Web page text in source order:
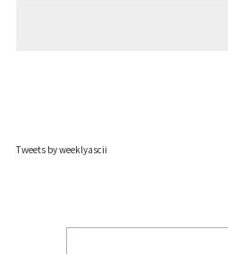
Tweets by weeklyascii